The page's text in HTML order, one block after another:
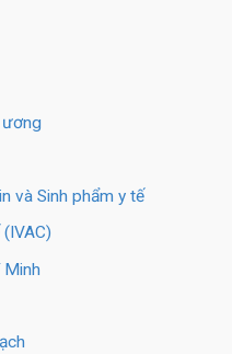
ương
và Sinh phẩm y tế
Minh